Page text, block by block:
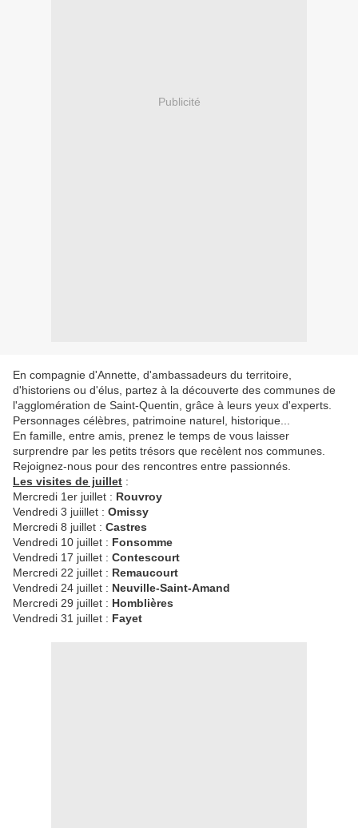
Publicité
En compagnie d'Annette, d'ambassadeurs du territoire,
d'historiens ou d'élus, partez à la découverte des communes de
l'agglomération de Saint-Quentin, grâce à leurs yeux d'experts.
Personnages célèbres, patrimoine naturel, historique...
En famille, entre amis, prenez le temps de vous laisser
surprendre par les petits trésors que recèlent nos communes.
Rejoignez-nous pour des rencontres entre passionnés.
Les visites de juillet :
Mercredi 1er juillet : Rouvroy
Vendredi 3 juiillet : Omissy
Mercredi 8 juillet : Castres
Vendredi 10 juillet : Fonsomme
Vendredi 17 juillet : Contescourt
Mercredi 22 juillet : Remaucourt
Vendredi 24 juillet : Neuville-Saint-Amand
Mercredi 29 juillet : Homblières
Vendredi 31 juillet : Fayet